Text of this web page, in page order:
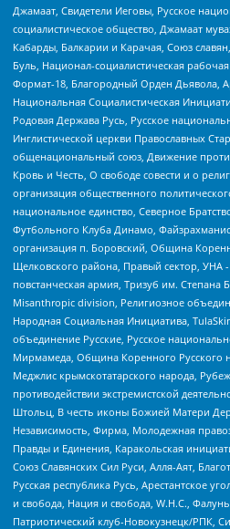
Джамаат, Свидетели Иеговы, Русское
социалистическое общество, Джамаат
Кабарды, Балкарии и Карачая, Союз
Буль, Национал-социалистическая
Формат-18, Благородный Орден Дьявола,
Национальная Социалистическая
Родовая Держава Русь, Русское
Инглистической церкви Православных
общенациональный союз, Движение
Кровь и Честь, О свободе совести и о
организация общественного
национальное единство, Северное
Футбольного Клуба Динамо,
организация п. Боровский, Община
Щелковского района, Правый сектор, УНА
повстанческая армия, Тризуб им. Степана
Misanthropic division, Религиозное
Народная Социальная Инициатива,
объединение Русские, Русское
Мирмамеда, Община Коренного Русского
Меджлис крымскотатарского народа,
противодействии экстремистской
Штольц, В честь иконы Божией Матери
Независимость, Фирма, Молодежная
Правды и Единения, Каракольская
Союз Славянских Сил Руси, Алля-Аят,
Русская республика Русь, Арестантское
и свобода, Нация и свобода, W.H.С.,
Патриотический клуб-Новокузнецк/РПК,